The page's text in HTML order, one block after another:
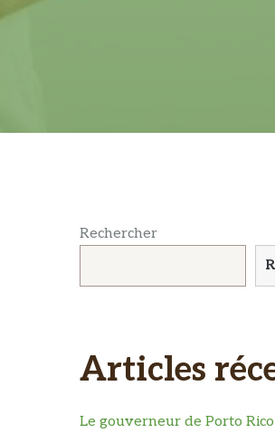
Rechercher
Articles
Le gouverneur de Porto